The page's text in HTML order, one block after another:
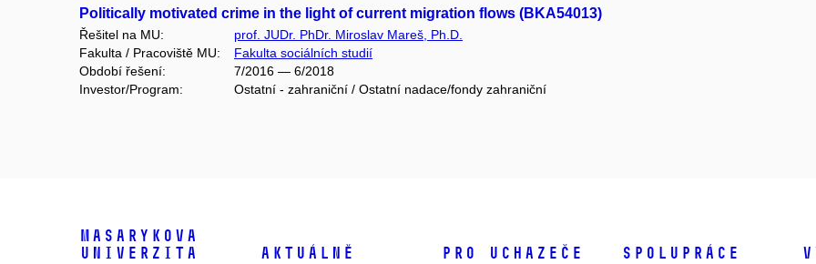
Politically motivated crime in the light of current migration flows (BKA54013)
Řešitel na MU:
prof. JUDr. PhDr. Miroslav Mareš, Ph.D.
Fakulta / Pracoviště MU:
Fakulta sociálních studií
Období řešení:
7/2016 — 6/2018
Investor/Program:
Ostatní - zahraniční / Ostatní nadace/fondy zahraniční
Masarykova
univerzita
Aktuálně Pro uchazeče Spolupráce